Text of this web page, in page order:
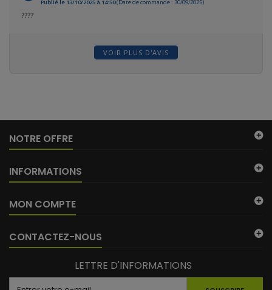
Publié le 13/10/2025 à 14:50(Date de commande : 30/09/2025)
????
VOIR PLUS D'AVIS
NOTRE OFFRE
INFORMATIONS
MON COMPTE
CONTACTEZ-NOUS
LETTRE D'INFORMATIONS